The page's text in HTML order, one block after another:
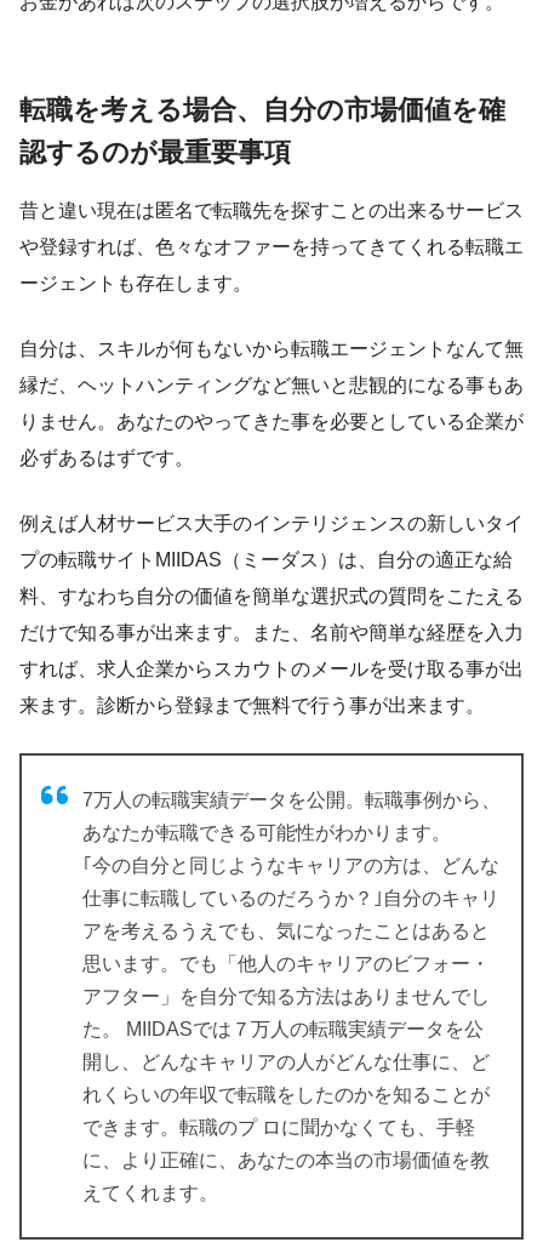
転職を考える場合、自分の市場価値を確
認するのが最重要事項
昔と違い現在は匿名で転職先を探すことの出来るサービス
や登録すれば、色々なオファーを持ってきてくれる転職エ
ージェントも存在します。
自分は、スキルが何もないから転職エージェントなんて無
縁だ、ヘットハンティングなど無いと悲観的になる事もあ
りません。あなたのやってきた事を必要としている企業が
必ずあるはずです。
例えば人材サービス大手のインテリジェンスの新しいタイ
プの転職サイトMIIDAS（ミーダス）は、自分の適正な給
料、すなわち自分の価値を簡単な選択式の質問をこたえる
だけで知る事が出来ます。また、名前や簡単な経歴を入力
すれば、求人企業からスカウトのメールを受け取る事が出
来ます。診断から登録まで無料で行う事が出来ます。
7万人の転職実績データを公開。転職事例から、
あなたが転職できる可能性がわかります。
｢今の自分と同じようなキャリアの方は、どんな
仕事に転職しているのだろうか？｣自分のキャリ
アを考えるうえでも、気になったことはあると
思います。でも「他人のキャリアのビフォー・
アフター」を自分で知る方法はありませんでし
た。 MIIDASでは７万人の転職実績データを公
開し、どんなキャリアの人がどんな仕事に、ど
れくらいの年収で転職をしたのかを知ることが
できます。転職のプ ロに聞かなくても、手軽
に、より正確に、あなたの本当の市場価値を教
えてくれます。